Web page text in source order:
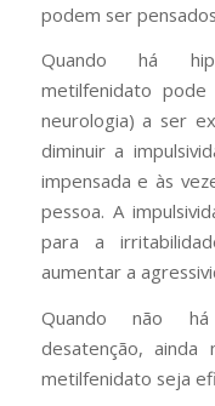
podem ser
Quando há
metilfenidato
neurologia) a ser
diminuir a
impensada e às
pessoa. A
para a
aumentar a
Quando não há
desatenção,
metilfenidato seja